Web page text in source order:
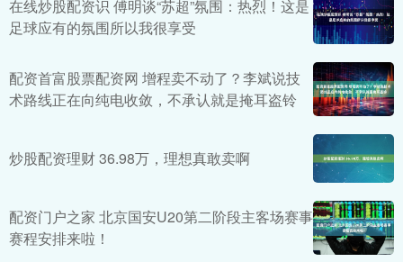
在线炒股配资识 傅明谈“苏超”氛围：热烈！这是
足球应有的氛围所以我很享受
配资首富股票配资网 增程卖不动了？李斌说技
术路线正在向纯电收敛，不承认就是掩耳盗铃
炒股配资理财 36.98万，理想真敢卖啊
配资门户之家 北京国安U20第二阶段主客场赛事
赛程安排来啦！